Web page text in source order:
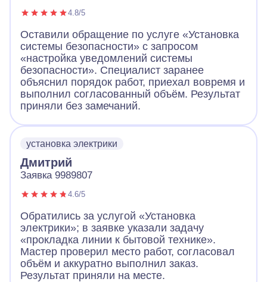
4.8/5
Оставили обращение по услуге «Установка
системы безопасности» с запросом
«настройка уведомлений системы
безопасности». Специалист заранее
объяснил порядок работ, приехал вовремя и
выполнил согласованный объём. Результат
приняли без замечаний.
установка электрики
Дмитрий
Заявка 9989807
4.6/5
Обратились за услугой «Установка
электрики»; в заявке указали задачу
«прокладка линии к бытовой технике».
Мастер проверил место работ, согласовал
объём и аккуратно выполнил заказ.
Результат приняли на месте.